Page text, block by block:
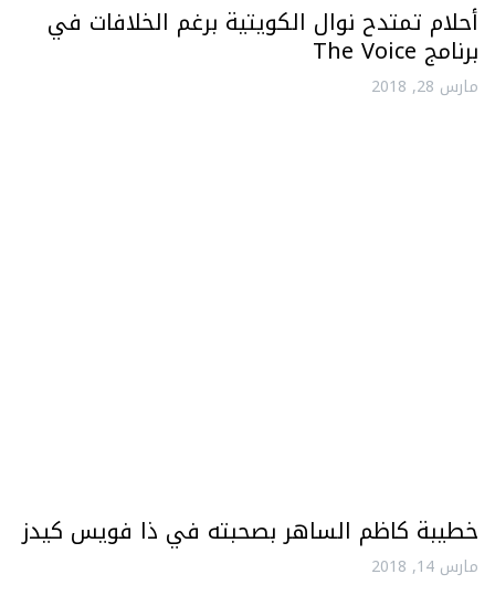
أحلام تمتدح نوال الكويتية برغم الخلافات في
برنامج The Voice
مارس 28, 2018
خطيبة كاظم الساهر بصحبته في ذا فويس كيدز
مارس 14, 2018